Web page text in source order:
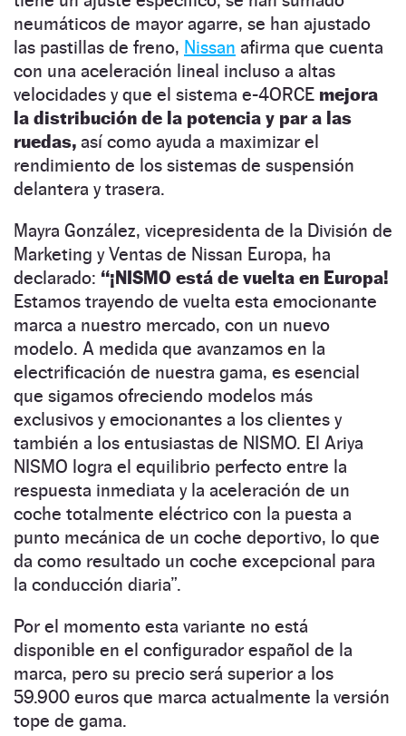
neumáticos de mayor agarre, se han ajustado
las pastillas de freno, Nissan afirma que cuenta
con una aceleración lineal incluso a altas
velocidades y que el sistema e-4ORCE mejora
la distribución de la potencia y par a las
ruedas, así como ayuda a maximizar el
rendimiento de los sistemas de suspensión
delantera y trasera.
Mayra González, vicepresidenta de la División de
Marketing y Ventas de Nissan Europa, ha
declarado: “¡NISMO está de vuelta en Europa!
Estamos trayendo de vuelta esta emocionante
marca a nuestro mercado, con un nuevo
modelo. A medida que avanzamos en la
electrificación de nuestra gama, es esencial
que sigamos ofreciendo modelos más
exclusivos y emocionantes a los clientes y
también a los entusiastas de NISMO. El Ariya
NISMO logra el equilibrio perfecto entre la
respuesta inmediata y la aceleración de un
coche totalmente eléctrico con la puesta a
punto mecánica de un coche deportivo, lo que
da como resultado un coche excepcional para
la conducción diaria”.
Por el momento esta variante no está
disponible en el configurador español de la
marca, pero su precio será superior a los
59.900 euros que marca actualmente la versión
tope de gama.